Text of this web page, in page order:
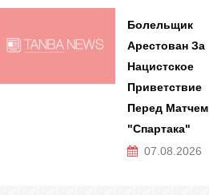
Болельщик
Арестован За
Нацистское
Приветствие
Перед Матчем
"Спартака"
07.08.2026